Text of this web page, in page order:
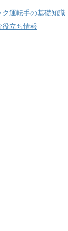
ク運転手の基礎知識
立ち情報